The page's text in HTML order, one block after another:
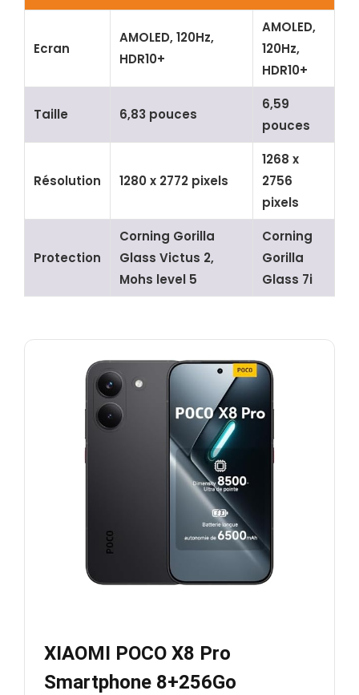
Ecran
AMOLED, 120Hz,
HDR10+
AMOLED,
120Hz,
HDR10+
Taille 6,83 pouces
6,59
pouces
Résolution 1280 x 2772 pixels
1268 x
2756
pixels
Protection
Corning Gorilla
Glass Victus 2,
Mohs level 5
Corning
Gorilla
Glass 7i
XIAOMI POCO X8 Pro
Smartphone 8+256Go